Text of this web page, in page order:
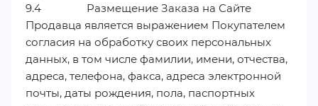
9.4 Размещение Заказа на Сайте
Продавца является выражением Покупателем
согласия на обработку своих персональных
данных, в том числе фамилии, имени, отчества,
адреса, телефона, факса, адреса электронной
почты, даты рождения, пола, паспортных